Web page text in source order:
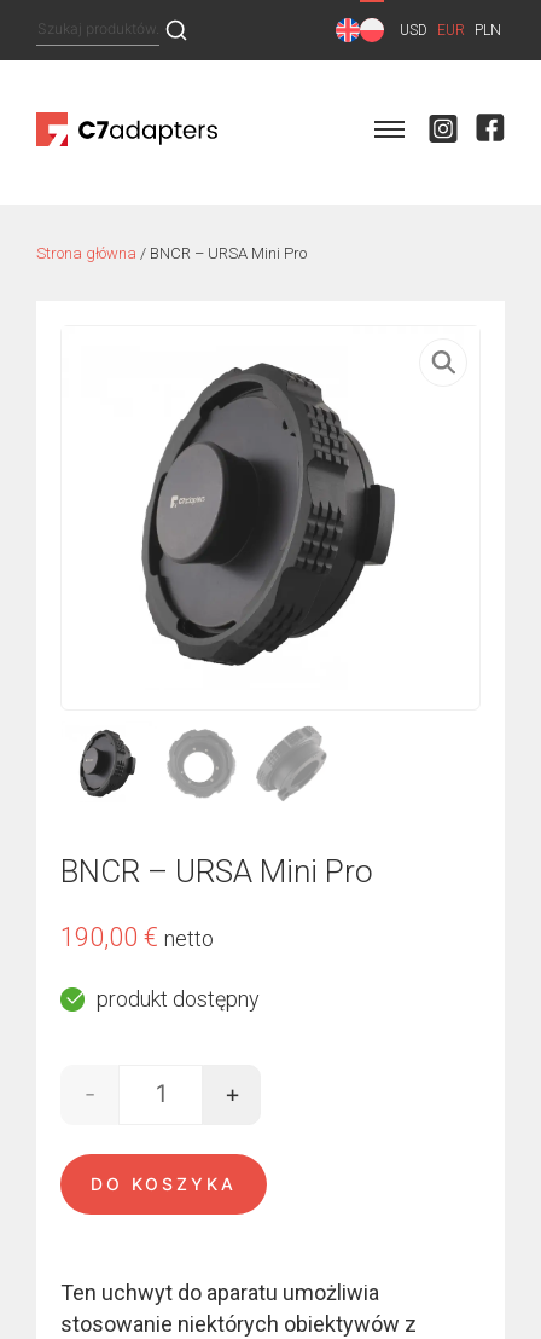
Szukaj: USD EUR PLN
Strona główna / BNCR – URSA Mini Pro
BNCR – URSA Mini Pro
190,00 € netto
produkt dostępny
ilość BNCR - URSA Mini Pro
- +
DO KOSZYKA
Ten uchwyt do aparatu umożliwia
stosowanie niektórych obiektywów z